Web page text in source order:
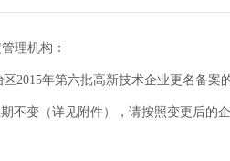
理机构：
2015年第六批高新技术企业更名备案
不变（详见附件），请按照变更后的